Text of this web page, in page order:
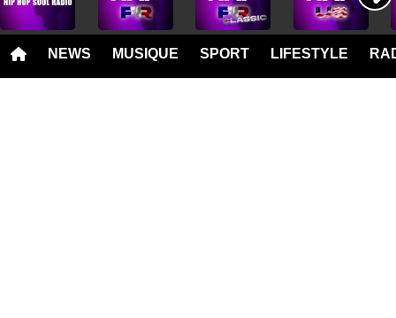
NEWS MUSIQUE SPORT LIFESTYLE